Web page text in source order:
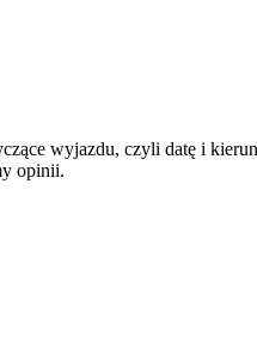
wyjazdu, czyli datę i
opinii.